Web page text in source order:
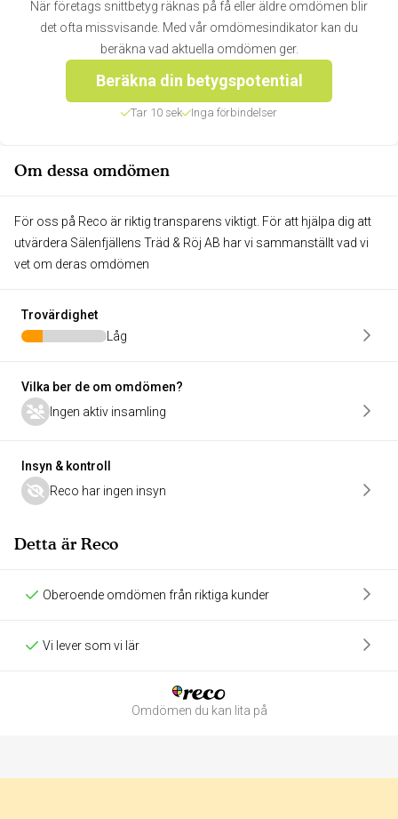
När företags snittbetyg räknas på få eller äldre omdömen blir
det ofta missvisande. Med vår omdömesindikator kan du
beräkna vad aktuella omdömen ger.
Beräkna din betygspotential
Tar 10 sek Inga förbindelser
Om dessa omdömen
För oss på Reco är riktig transparens viktigt. För att hjälpa dig att
utvärdera Sälenfjällens Träd & Röj AB har vi sammanställt vad vi
vet om deras omdömen
Trovärdighet
Låg
Vilka ber de om omdömen?
Ingen aktiv insamling
Insyn & kontroll
Reco har ingen insyn
Detta är Reco
Oberoende omdömen från riktiga kunder
Vi lever som vi lär
Omdömen du kan lita på